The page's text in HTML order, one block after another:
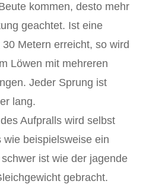
kommen, desto mehr
geachtet. Ist eine
Metern erreicht, so wird
Löwen mit mehreren
Jeder Sprung ist
lang.
Aufpralls wird selbst
wie beispielsweise ein
ist wie der jagende
gebracht.